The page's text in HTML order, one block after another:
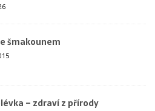
šmakounem
– zdraví z přírody